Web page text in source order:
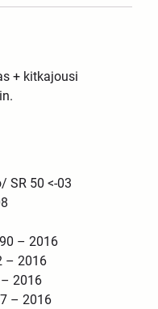
+ kitkajousi
SR 50 <-03
– 2016
– 2016
2016
– 2016